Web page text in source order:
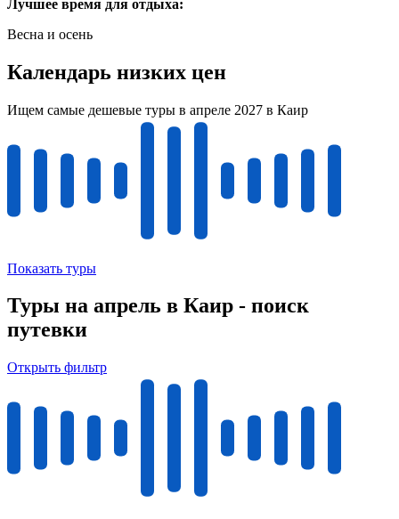
Лучшее время для отдыха:
Весна и осень
Календарь низких цен
Ищем самые дешевые туры в апреле 2027 в Каир
Показать туры
Туры на апрель в Каир - поиск
путевки
Открыть фильтр